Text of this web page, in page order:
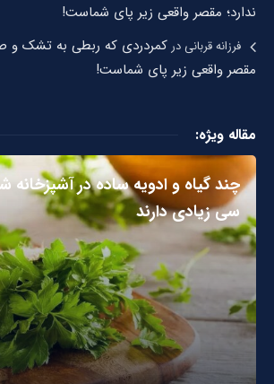
ندارد؛ مقصر واقعی زیر پای شماست!
فرزانه قربانیدر کمردردی که ربطی به تشک و
مقصر واقعی زیر پای شماست!
مقاله ویژه:
چند گیاه و ادویه ساده در آشپزخانه
سی زیادی دارند